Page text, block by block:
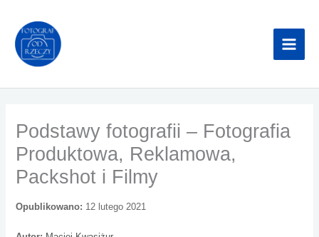
treści
Podstawy fotografii – Fotografia
Produktowa, Reklamowa,
Packshot i Filmy
Opublikowano: 12 lutego 2021